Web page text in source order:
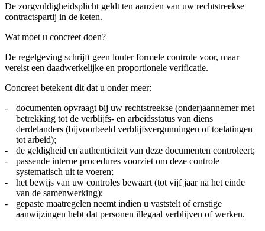
De zorgvuldigheidsplicht geldt ten aanzien van uw rechtstreekse
contractspartij in de keten.
Wat moet u concreet doen?
De regelgeving schrijft geen louter formele controle voor, maar
vereist een daadwerkelijke en proportionele verificatie.
Concreet betekent dit dat u onder meer:
documenten opvraagt bij uw rechtstreekse (onder)aannemer met
betrekking tot de verblijfs- en arbeidsstatus van diens
derdelanders (bijvoorbeeld verblijfsvergunningen of toelatingen
tot arbeid);
de geldigheid en authenticiteit van deze documenten controleert;
passende interne procedures voorziet om deze controle
systematisch uit te voeren;
het bewijs van uw controles bewaart (tot vijf jaar na het einde
van de samenwerking);
gepaste maatregelen neemt indien u vaststelt of ernstige
aanwijzingen hebt dat personen illegaal verblijven of werken.